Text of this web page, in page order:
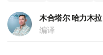
木合塔尔 哈力木拉
编译